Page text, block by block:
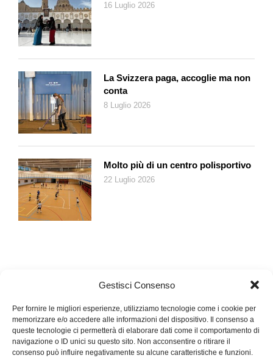
Gestisci Consenso
Per fornire le migliori esperienze, utilizziamo tecnologie come i cookie per
memorizzare e/o accedere alle informazioni del dispositivo. Il consenso a
queste tecnologie ci permetterà di elaborare dati come il comportamento di
navigazione o ID unici su questo sito. Non acconsentire o ritirare il
consenso può influire negativamente su alcune caratteristiche e funzioni.
16 Luglio 2026
La Svizzera paga, accoglie ma non
conta
8 Luglio 2026
Molto più di un centro polisportivo
22 Luglio 2026